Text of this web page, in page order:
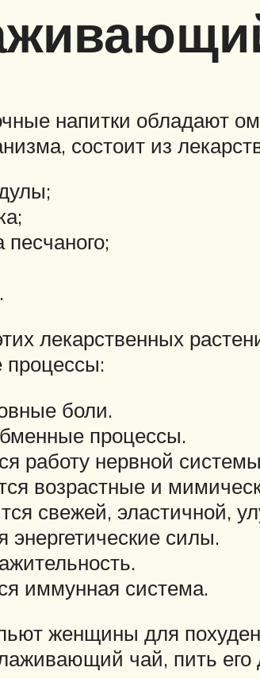
напитки обладают
состоит из
лекарственных
боли.
процессы.
работу нервной
возрастные и
свежей, эластичной,
энергетические силы.
иммунная система.
женщины для
чай, пить